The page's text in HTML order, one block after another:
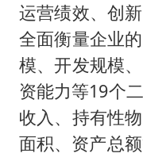
运营绩效、创
全面衡量企业
模、开发规模
资能力等19个
收入、持有性
面积、资产总